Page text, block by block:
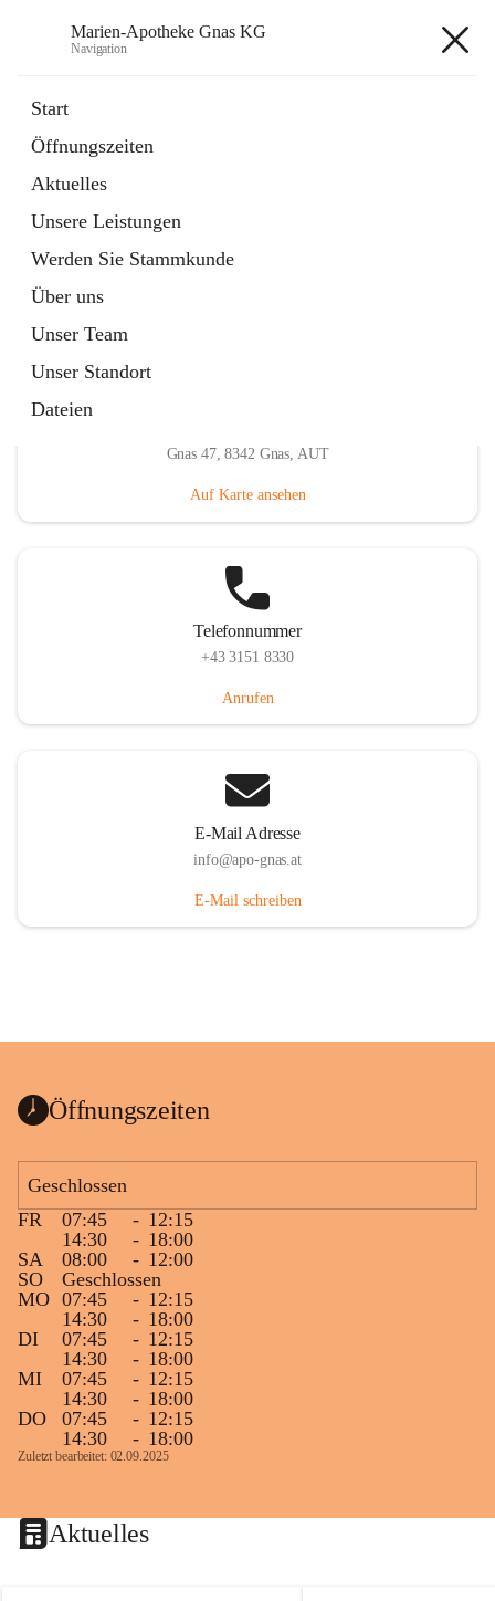
Marien-Apotheke Gnas KG
Navigation
Start
Öffnungszeiten
Aktuelles
Unsere Leistungen
Werden Sie Stammkunde
Über uns
Unser Team
Unser Standort
Dateien
Externe Webseite
in
Tab
Ärztliche Bereitschaftsdienste
Externe Webseite
öffnet
in
neuem
Tab
Gnas 47, 8342 Gnas, AUT
Auf Karte ansehen
Telefonnummer
+43 3151 8330
Anrufen
E-Mail Adresse
info@apo-gnas.at
E-Mail schreiben
Öffnungszeiten
Geschlossen
FR
07:45 - 12:15
14:30
- 18:00
SA
08:00 - 12:00
SO
Geschlossen
MO 07:45 - 12:15
14:30
- 18:00
DI
07:45 - 12:15
14:30
- 18:00
MI
07:45 - 12:15
14:30
- 18:00
DO
07:45 - 12:15
14:30
- 18:00
Zuletzt bearbeitet: 02.09.2025
Aktuelles